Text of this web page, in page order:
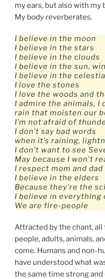
my ears, but also with my
My body reverberates.
I believe in the moon
I believe in the stars
I believe in the clouds
I believe in the sun,
I believe in the
I love the stones
I love the woods and
I admire the animals, I
rain that moisten our
I’m not afraid of
I don’t say bad words
when it’s raining,
I don’t want to see
May because I won’t
I respect mom and
I believe in the elders
Because they’re the
I believe in everything
We are fire-people
Attracted by the chant,
people, adults, animals,
come. Humans and non-
have understood what
the same time strong and